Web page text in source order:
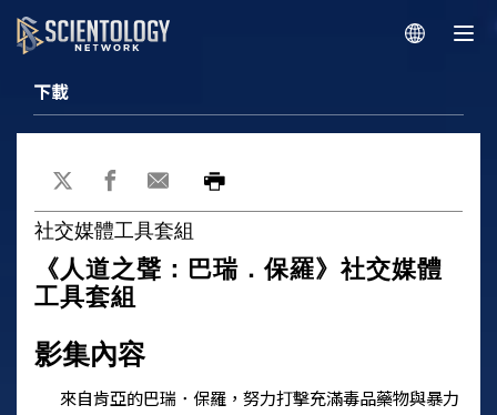
下載
社交媒體工具套組
《人道之聲：巴瑞．保羅》社交媒體
工具套組
影集內容
來自肯亞的巴瑞．保羅，努力打擊充滿毒品藥物與暴力